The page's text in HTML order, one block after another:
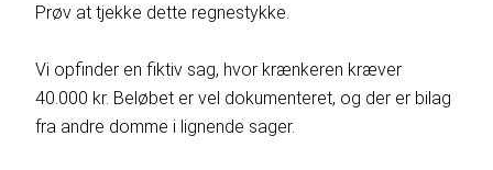
Prøv at tjekke dette regnestykke.
Vi opfinder en fiktiv sag, hvor krænkeren kræver
40.000 kr. Beløbet er vel dokumenteret, og der er bilag
fra andre domme i lignende sager.